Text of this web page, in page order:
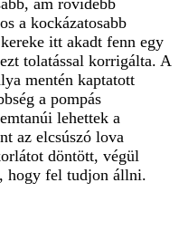
a kockázatosabb
itt akadt fenn egy
tolatással korrigálta. A
mentén kaptatott
a pompás
lehettek a
az elcsúszó lova
döntött, végül
hogy fel tudjon állni.